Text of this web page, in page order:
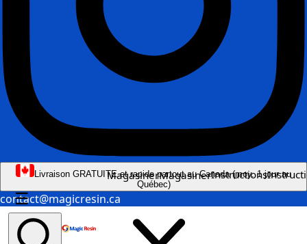
Livraison GRATUITE et rapide partout au Canada (moy. 1 jour au
Québec)
contact@magicresin.ca
☰
MagasinerMagasinerInstructions